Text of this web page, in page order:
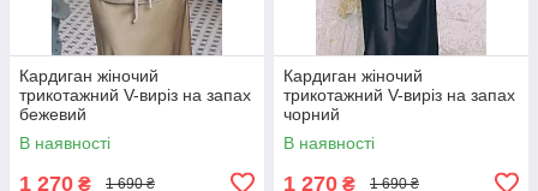
Кардиган жіночий
трикотажний V-виріз на запах
бежевий
В наявності
1 270 ₴ 1 690 ₴
Кардиган жіночий
трикотажний V-виріз на запах
чорний
В наявності
1 270 ₴ 1 690 ₴